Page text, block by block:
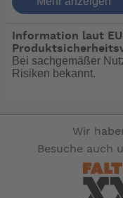
transparenten Deckel
Anschlüsse
entfernen und somit
Reinigung
eine 20 Mascheweite.
Filter: Polyamid 66,
Information laut
Bei sachgemäßer
Risiken bekannt.
Wir
Besuche auch